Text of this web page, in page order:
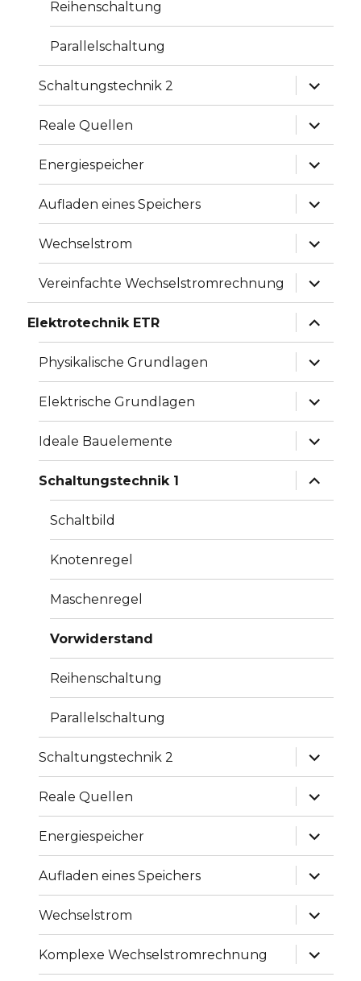
Reihenschaltung
Parallelschaltung
Schaltungstechnik 2
Reale Quellen
Energiespeicher
Aufladen eines Speichers
Wechselstrom
Vereinfachte Wechselstromrechnung
Elektrotechnik ETR
Physikalische Grundlagen
Elektrische Grundlagen
Ideale Bauelemente
Schaltungstechnik 1
Schaltbild
Knotenregel
Maschenregel
Vorwiderstand
Reihenschaltung
Parallelschaltung
Schaltungstechnik 2
Reale Quellen
Energiespeicher
Aufladen eines Speichers
Wechselstrom
Komplexe Wechselstromrechnung